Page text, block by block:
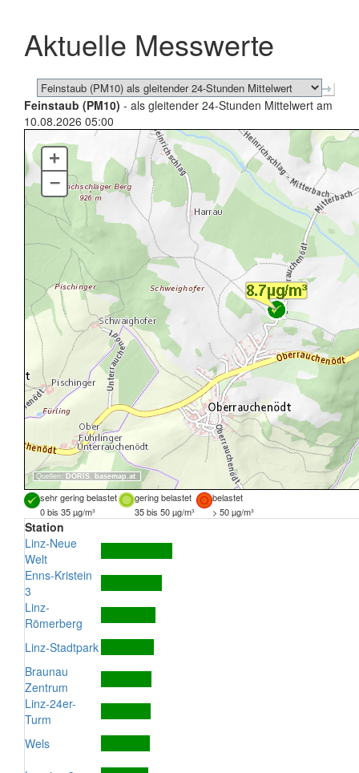
schließen
Aktuelle Messwerte
Feinstaub (PM10) - als gleitender 24-Stunden Mittelwert am
10.08.2026 05:00
Quellen: DORIS, basemap.at
+
–
sehr gering belastet gering belastet
belastet
0 bis 35 µg/m³
35 bis 50 µg/m³ > 50 µg/m³
Station
Linz-Neue
Welt
Enns-Kristein
3
Linz-
Römerberg
Linz-Stadtpark
Braunau
Zentrum
Linz-24er-
Turm
Wels